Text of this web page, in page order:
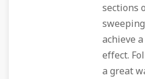
sections
achieve
effect.
a great